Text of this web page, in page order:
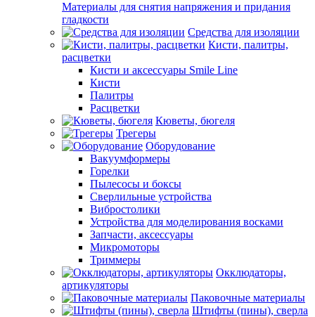
Материалы для снятия напряжения и придания
гладкости
Средства для изоляции
Кисти, палитры,
расцветки
Кисти и аксессуары Smile Line
Кисти
Палитры
Расцветки
Кюветы, бюгеля
Трегеры
Оборудование
Вакуумформеры
Горелки
Пылесосы и боксы
Сверлильные устройства
Вибростолики
Устройства для моделирования восками
Запчасти, аксессуары
Микромоторы
Триммеры
Окклюдаторы,
артикуляторы
Паковочные материалы
Штифты (пины), сверла